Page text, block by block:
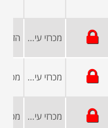
מכרזי עיריות ומועצות
מכרזי עיריות ומועצות
מכרזי עיריות ומועצות